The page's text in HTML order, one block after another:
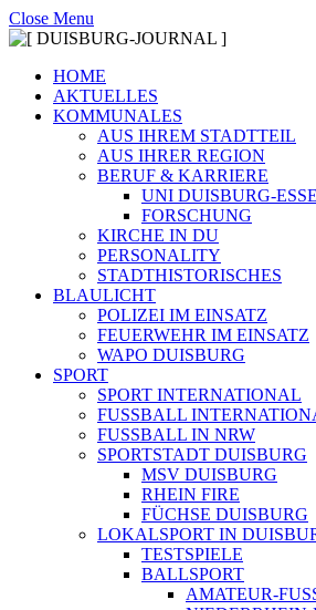
Close Menu
HOME
AKTUELLES
KOMMUNALES
AUS IHREM STADTTEIL
AUS IHRER REGION
BERUF & KARRIERE
UNI DUISBURG-
FORSCHUNG
KIRCHE IN DU
PERSONALITY
STADTHISTORISCHES
BLAULICHT
POLIZEI IM EINSATZ
FEUERWEHR IM EINSATZ
WAPO DUISBURG
SPORT
SPORT INTERNATIONAL
FUSSBALL
FUSSBALL IN NRW
SPORTSTADT DUISBURG
MSV DUISBURG
RHEIN FIRE
FÜCHSE DUISBURG
LOKALSPORT IN
TESTSPIELE
BALLSPORT
AMATEUR-